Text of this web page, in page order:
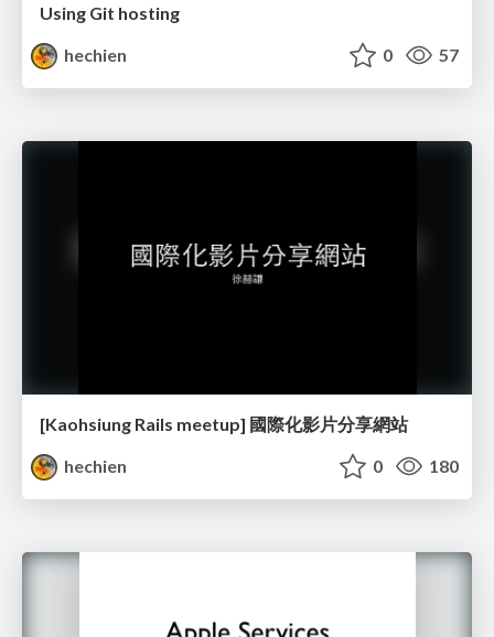
Using Git hosting
hechien
0 57
[Kaohsiung Rails meetup] 國際化影片分享網站
hechien
0 180